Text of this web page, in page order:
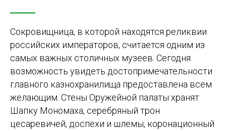
Сокровищница, в которой находятся реликвии
российских императоров, считается одним из
самых важных столичных музеев. Сегодня
возможность увидеть достопримечательности
главного казнохранилища предоставлена всем
желающим. Стены Оружейной палаты хранят
Шапку Мономаха, серебряный трон
цесаревичей, доспехи и шлемы, коронационный